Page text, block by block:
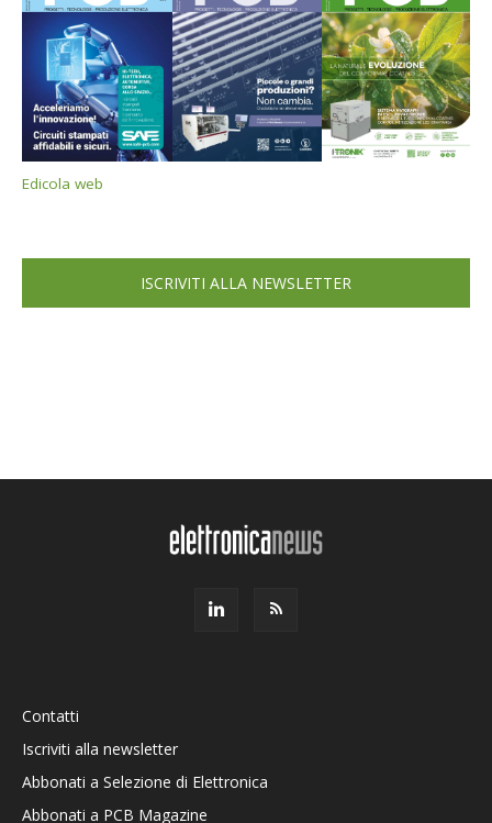
Edicola web
ISCRIVITI ALLA NEWSLETTER
Contatti
Iscriviti alla newsletter
Abbonati a Selezione di Elettronica
Abbonati a PCB Magazine